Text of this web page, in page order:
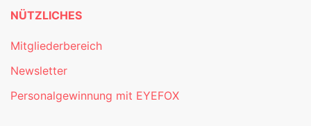
NÜTZLICHES
Mitgliederbereich
Newsletter
Personalgewinnung mit EYEFOX